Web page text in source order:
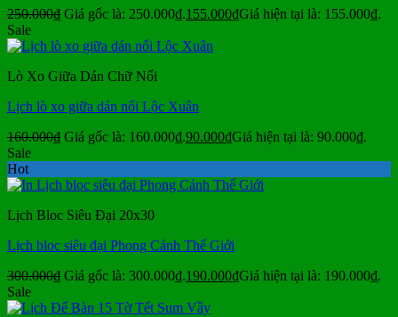
250.000₫ Giá gốc là: 250.000₫.155.000₫Giá hiện tại là: 155.000₫.
Sale
Lò Xo Giữa Dán Chữ Nổi
Lịch lò xo giữa dán nổi Lộc Xuân
160.000₫ Giá gốc là: 160.000₫.90.000₫Giá hiện tại là: 90.000₫.
Sale
Hot
Lịch Bloc Siêu Đại 20x30
Lịch bloc siêu đại Phong Cảnh Thế Giới
300.000₫ Giá gốc là: 300.000₫.190.000₫Giá hiện tại là: 190.000₫.
Sale